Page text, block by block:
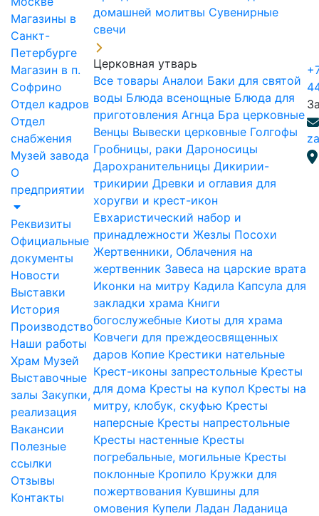
Магазины в
Санкт-
Петербурге
Магазин в п.
Софрино
Отдел кадров
Отдел
снабжения
Музей завода
О
предприятии
Реквизиты
Официальные
документы
Новости
Выставки
История
Производство
Наши работы
Храм Музей
Выставочные
залы Закупки,
реализация
Вакансии
Полезные
ссылки
Отзывы
Контакты
домашней молитвы Сувенирные
свечи
Церковная утварь
Все товары Аналои Баки для святой
воды Блюда всенощные Блюда для
приготовления Агнца Бра церковные
Венцы Вывески церковные Голгофы
Гробницы, раки Дароносицы
Дарохранительницы Дикирии-
трикирии Древки и оглавия для
хоругви и крест-икон
Евхаристический набор и
принадлежности Жезлы Посохи
Жертвенники, Облачения на
жертвенник Завеса на царские врата
Иконки на митру Кадила Капсула для
закладки храма Книги
богослужебные Киоты для храма
Ковчеги для преждеосвященных
даров Копие Крестики нательные
Крест-иконы запрестольные Кресты
для дома Кресты на купол Кресты на
митру, клобук, скуфью Кресты
наперсные Кресты напрестольные
Кресты настенные Кресты
погребальные, могильные Кресты
поклонные Кропило Кружки для
пожертвования Кувшины для
омовения Купели Ладан Ладаница